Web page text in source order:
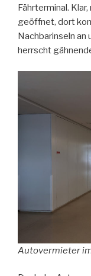
Fährterminal.
geöffnet, dort
Nachbarinseln an
herrscht
Autovermieter